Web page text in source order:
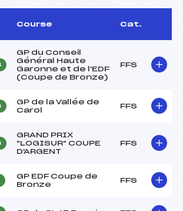
Course Cat.
GP du Conseil
Général Haute
Garonne et de l'EDF
(Coupe de Bronze)
FFS
GP de la Vallée de
Carol
FFS
GRAND PRIX
"LOGISUR" COUPE
D'ARGENT
FFS
GP EDF Coupe de
Bronze
FFS